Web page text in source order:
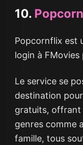
10.
Popcornflix est
login à
Le service se
destination
gratuits, offrant
genres comme
famille, tous